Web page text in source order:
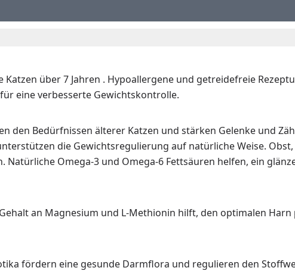
über 7 Jahren . Hypoallergene und getreidefreie
eine verbesserte Gewichtskontrolle.
Bedürfnissen älterer Katzen und stärken Gelenke und
die Gewichtsregulierung auf natürliche Weise.
Omega-3 und Omega-6 Fettsäuren helfen, ein
an Magnesium und L-Methionin hilft, den optimalen Harn
fördern eine gesunde Darmflora und regulieren den